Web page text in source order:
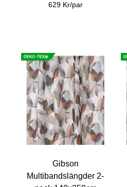
629 Kr/par
Gibson
Multibandslängder 2-